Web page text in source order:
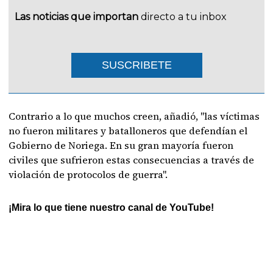
Las noticias que importan directo a tu inbox
SUSCRIBETE
Contrario a lo que muchos creen, añadió, "las víctimas
no fueron militares y batalloneros que defendían el
Gobierno de Noriega. En su gran mayoría fueron
civiles que sufrieron estas consecuencias a través de
violación de protocolos de guerra".
¡Mira lo que tiene nuestro canal de YouTube!